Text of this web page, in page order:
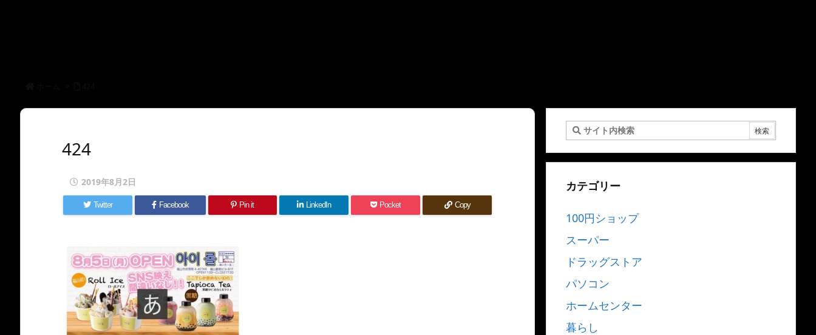
424
2019年8月2日
Twitter Facebook Pin it LinkedIn Pocket Copy
カテゴリー
100円ショップ
スーパー
ドラッグストア
パソコン
ホームセンター
暮らし